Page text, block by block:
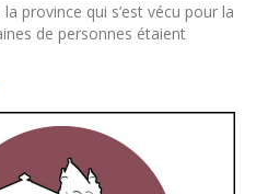
province qui s’est vécu pour la
de personnes étaient